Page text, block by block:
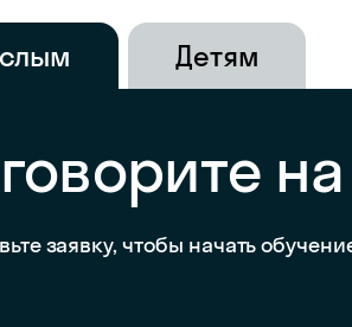
Детям
заявку, чтобы начать